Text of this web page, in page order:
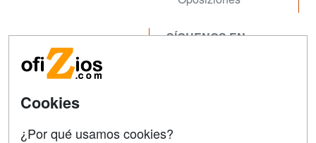
Contactar
Confidencialidad
Aviso legal
SÍGUENOS EN:
Cookies
¿Por qué usamos cookies?